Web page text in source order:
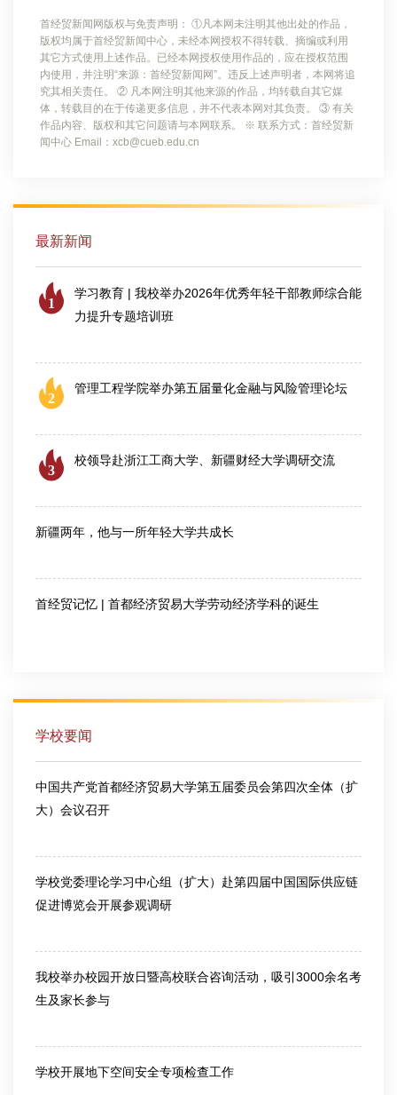
首经贸新闻网版权与免责声明： ①凡本网未注明其他出处的作品，
版权均属于首经贸新闻中心，未经本网授权不得转载、摘编或利用
其它方式使用上述作品。已经本网授权使用作品的，应在授权范围
内使用，并注明“来源：首经贸新闻网”。违反上述声明者，本网将追
究其相关责任。 ② 凡本网注明其他来源的作品，均转载自其它媒
体，转载目的在于传递更多信息，并不代表本网对其负责。 ③ 有关
作品内容、版权和其它问题请与本网联系。 ※ 联系方式：首经贸新
闻中心 Email：xcb@cueb.edu.cn
最新新闻
1
学习教育 | 我校举办2026年优秀年轻干部教师综合能
力提升专题培训班
2
管理工程学院举办第五届量化金融与风险管理论坛
3
校领导赴浙江工商大学、新疆财经大学调研交流
新疆两年，他与一所年轻大学共成长
首经贸记忆 | 首都经济贸易大学劳动经济学科的诞生
学校要闻
中国共产党首都经济贸易大学第五届委员会第四次全体（扩
大）会议召开
学校党委理论学习中心组（扩大）赴第四届中国国际供应链
促进博览会开展参观调研
我校举办校园开放日暨高校联合咨询活动，吸引3000余名考
生及家长参与
学校开展地下空间安全专项检查工作